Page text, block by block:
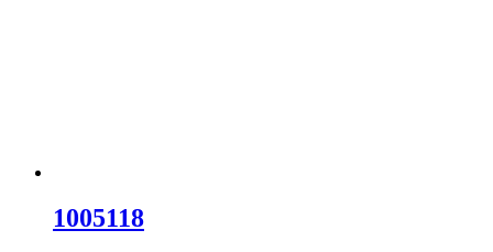
1005118